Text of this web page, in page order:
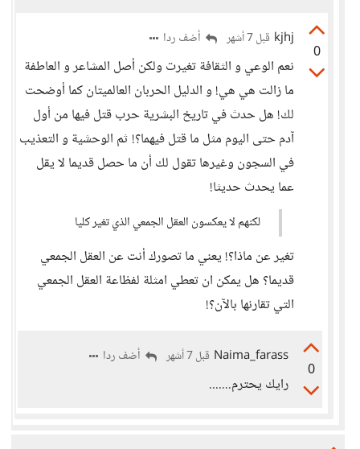
0
kjhj قبل 7 أشهر أضف ردا
نعم الوعي و الثقافة تغيرت ولكن أصل المشاعر و العاطفة
ما زالت هي هي! و الدليل الحربان العالميتان كما أوضحت
لك! هل حدث في تاريخ البشرية حرب قتل فيها من أول
آدم حتى اليوم مثل ما قتل فيهما؟! ثم الوحشية و التعذيب
في السجون وغيرها تقول لك أن ما حصل قديما لا يقل
عما يحدث حديثا!
لكنهم لا يعكسون العقل الجمعي الذي تغير كليا
تغير عن ماذا؟! يعني ما تصورك أنت عن العقل الجمعي
قديما؟ هل يمكن ان تعطي امثلة لفظاعة العقل الجمعي
التي تقارنها بالآن؟!
0
Naima_farass قبل 7 أشهر أضف ردا
رايك يحترم.......